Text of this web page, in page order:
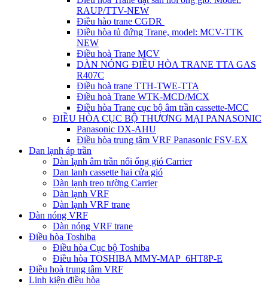
RAUP/TTV-NEW
Điều hào trane CGDR
Điều hòa tủ đứng Trane, model: MCV-TTK
NEW
Điều hoà Trane MCV
DÀN NÓNG ĐIỀU HÒA TRANE TTA GAS
R407C
Điều hoà trane TTH-TWE-TTA
Điều hoà Trane WTK-MCD/MCX
Điều hòa Trane cục bộ âm trần cassette-MCC
ĐIỀU HÒA CỤC BỘ THƯƠNG MẠI PANASONIC
Panasonic DX-AHU
Điều hòa trung tâm VRF Panasonic FSV-EX
Dan lạnh áp trần
Dàn lạnh âm trần nối ống gió Carrier
Dan lanh cassette hai cửa gió
Dàn lạnh treo tường Carrier
Dàn lạnh VRF
Dàn lạnh VRF trane
Dàn nóng VRF
Dàn nóng VRF trane
Điều hòa Toshiba
Điều hòa Cục bộ Toshiba
Điều hòa TOSHIBA MMY-MAP_6HT8P-E
Điều hoà trung tâm VRF
Linh kiện điều hòa